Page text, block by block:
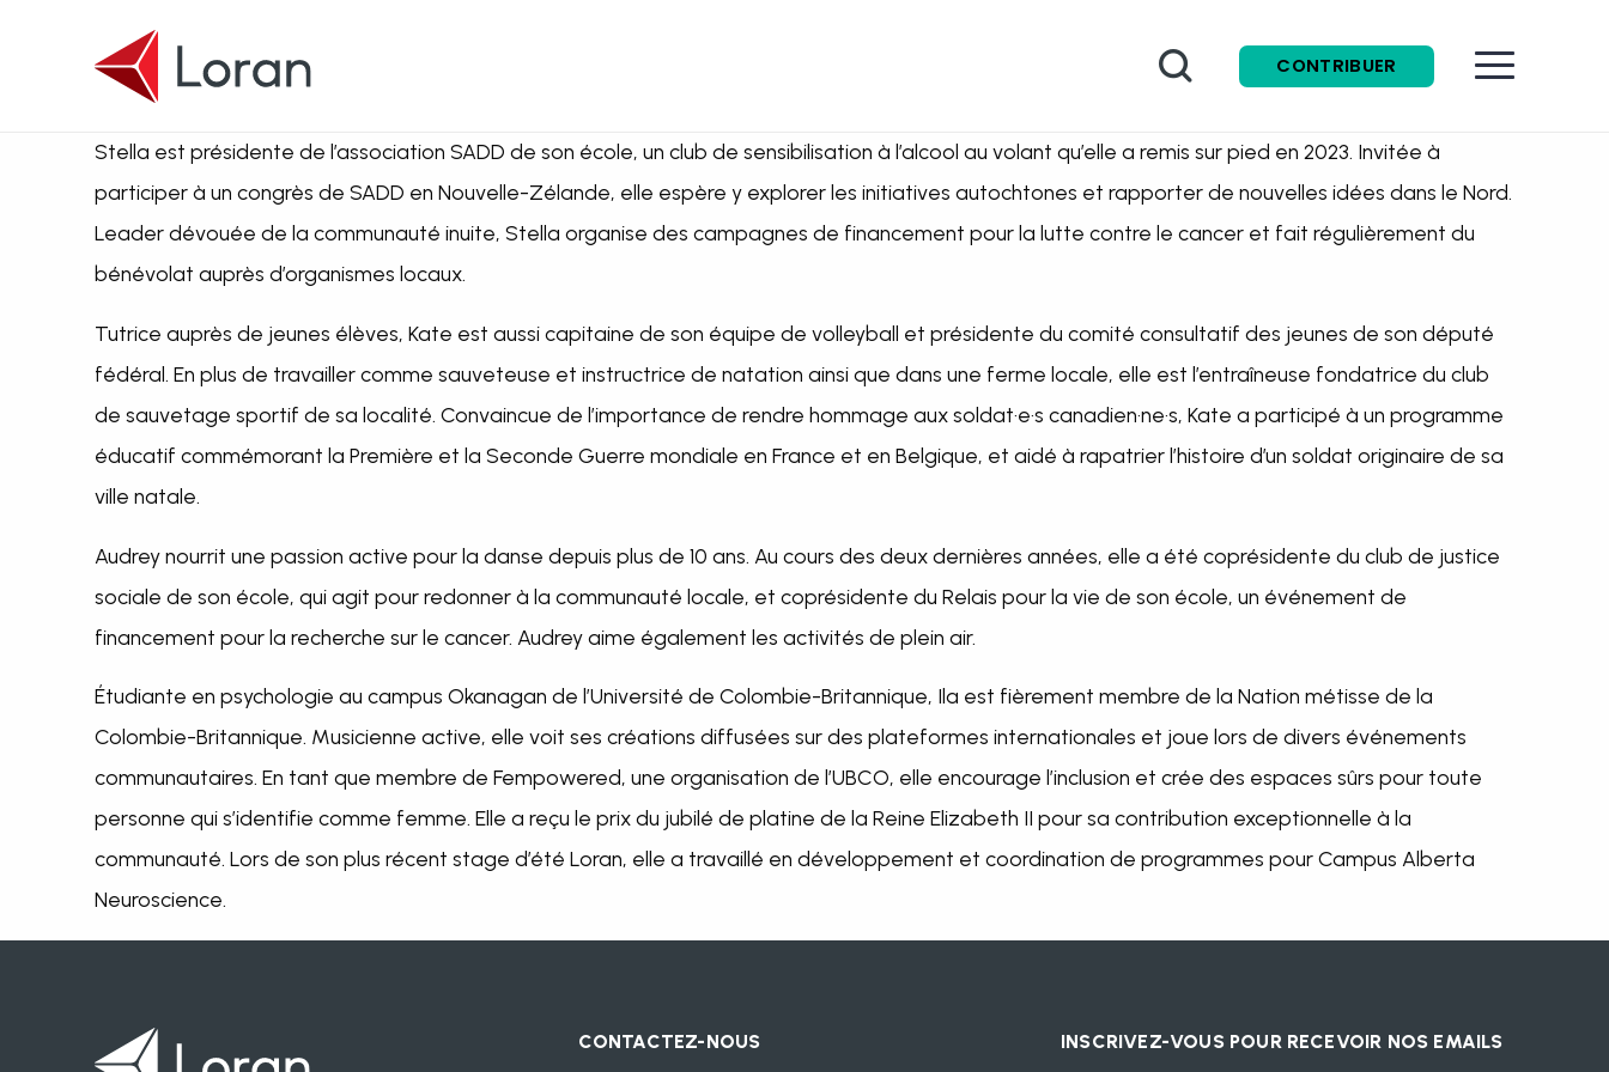
Recherche
CONTRIBUER
Stella est présidente de l’association SADD de son école, un club de sensibilisation à l’alcool au volant qu’elle a remis sur pied en 2023. Invitée à
participer à un congrès de SADD en Nouvelle-Zélande, elle espère y explorer les initiatives autochtones et rapporter de nouvelles idées dans le Nord.
Leader dévouée de la communauté inuite, Stella organise des campagnes de financement pour la lutte contre le cancer et fait régulièrement du
bénévolat auprès d’organismes locaux.
Tutrice auprès de jeunes élèves, Kate est aussi capitaine de son équipe de volleyball et présidente du comité consultatif des jeunes de son député
fédéral. En plus de travailler comme sauveteuse et instructrice de natation ainsi que dans une ferme locale, elle est l’entraîneuse fondatrice du club
de sauvetage sportif de sa localité. Convaincue de l’importance de rendre hommage aux soldat·e·s canadien·ne·s, Kate a participé à un programme
éducatif commémorant la Première et la Seconde Guerre mondiale en France et en Belgique, et aidé à rapatrier l’histoire d’un soldat originaire de sa
ville natale.
Audrey nourrit une passion active pour la danse depuis plus de 10 ans. Au cours des deux dernières années, elle a été coprésidente du club de justice
sociale de son école, qui agit pour redonner à la communauté locale, et coprésidente du Relais pour la vie de son école, un événement de
financement pour la recherche sur le cancer. Audrey aime également les activités de plein air.
Étudiante en psychologie au campus Okanagan de l’Université de Colombie-Britannique, Ila est fièrement membre de la Nation métisse de la
Colombie-Britannique. Musicienne active, elle voit ses créations diffusées sur des plateformes internationales et joue lors de divers événements
communautaires. En tant que membre de Fempowered, une organisation de l’UBCO, elle encourage l’inclusion et crée des espaces sûrs pour toute
personne qui s’identifie comme femme. Elle a reçu le prix du jubilé de platine de la Reine Elizabeth II pour sa contribution exceptionnelle à la
communauté. Lors de son plus récent stage d’été Loran, elle a travaillé en développement et coordination de programmes pour Campus Alberta
Neuroscience.
CONTACTEZ-NOUS INSCRIVEZ-VOUS POUR RECEVOIR NOS EMAILS